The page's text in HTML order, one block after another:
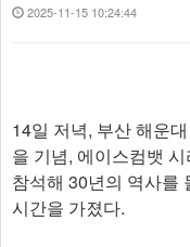
2025-11-15 10:24:44
14일 저녁, 부산 해운
을 기념, 에이스컴뱃
참석해 30년의 역사를
시간을 가졌다.